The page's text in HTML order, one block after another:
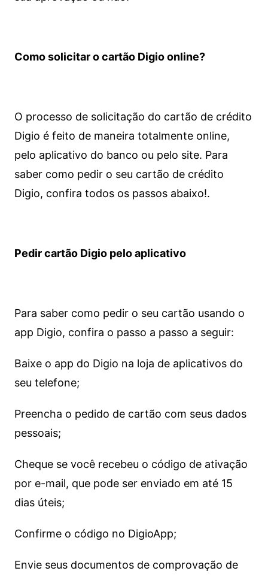
Como solicitar o cartão Digio online?
O processo de solicitação do cartão de crédito
Digio é feito de maneira totalmente online,
pelo aplicativo do banco ou pelo site. Para
saber como pedir o seu cartão de crédito
Digio, confira todos os passos abaixo!.
Pedir cartão Digio pelo aplicativo
Para saber como pedir o seu cartão usando o
app Digio, confira o passo a passo a seguir:
Baixe o app do Digio na loja de aplicativos do
seu telefone;
Preencha o pedido de cartão com seus dados
pessoais;
Cheque se você recebeu o código de ativação
por e-mail, que pode ser enviado em até 15
dias úteis;
Confirme o código no DigioApp;
Envie seus documentos de comprovação de